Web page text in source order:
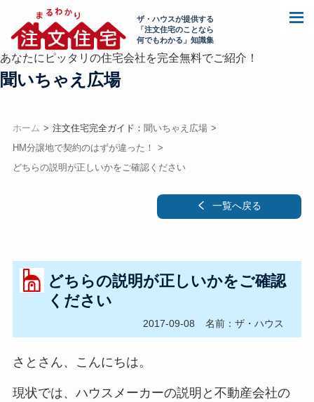
ザ・ハウスが提供する
「注文住宅のことなら
何でもわかる」知識集
あなたにピッタリの住宅会社を完全無料でご紹介！
聞いちゃえ広場
ホーム 注文住宅完全ガイド： 聞いちゃえ広場
HM分譲地で契約のはずが違った！
どちらの説明が正しいかをご確認ください
一覧へ戻る
どちらの説明が正しいかをご確認
ください
2017-09-08 名前：ザ・ハウス
さとさん、こんにちは。
現状では、ハウスメーカーの説明と不動産会社の